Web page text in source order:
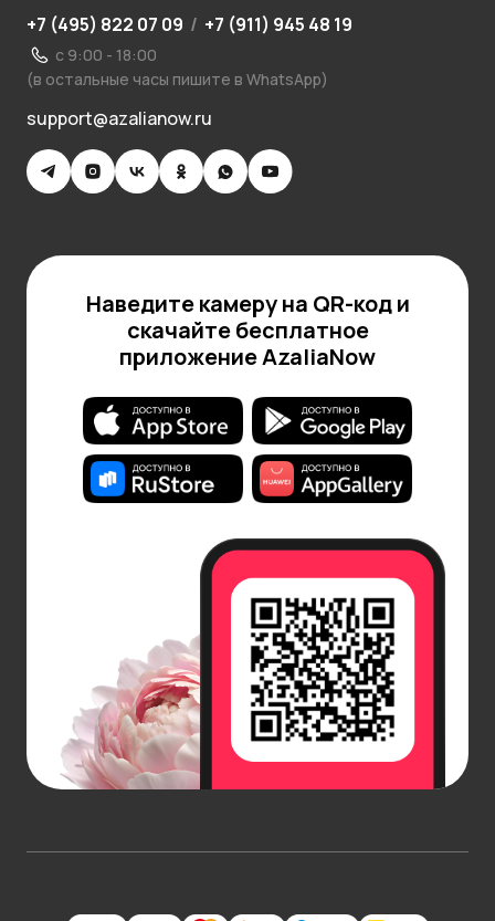
+7 (495) 822 07 09 / +7 (911) 945 48 19
с 9:00 - 18:00
(в остальные часы пишите в WhatsApp)
support@azalianow.ru
Наведите камеру на QR-код и
скачайте бесплатное
приложение AzaliaNow